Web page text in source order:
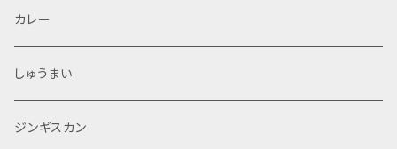
カレー
しゅうまい
ジンギスカン